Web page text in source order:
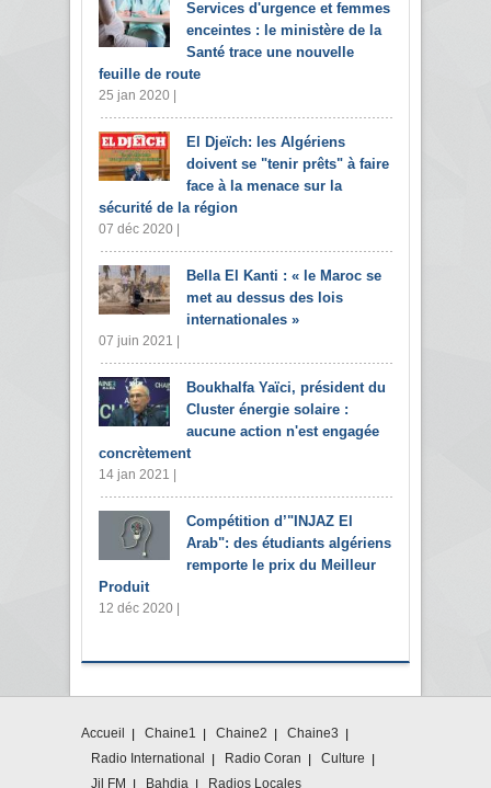
Services d'urgence et femmes
enceintes : le ministère de la
Santé trace une nouvelle
feuille de route
25 jan 2020 |
El Djeïch: les Algériens
doivent se "tenir prêts" à faire
face à la menace sur la
sécurité de la région
07 déc 2020 |
Bella El Kanti : « le Maroc se
met au dessus des lois
internationales »
07 juin 2021 |
Boukhalfa Yaïci, président du
Cluster énergie solaire :
aucune action n'est engagée
concrètement
14 jan 2021 |
Compétition d’"INJAZ El
Arab": des étudiants algériens
remporte le prix du Meilleur
Produit
12 déc 2020 |
Accueil Chaine1 Chaine2
Chaine3
Radio International
Radio Coran
Culture
Jil FM
Bahdja Radios Locales